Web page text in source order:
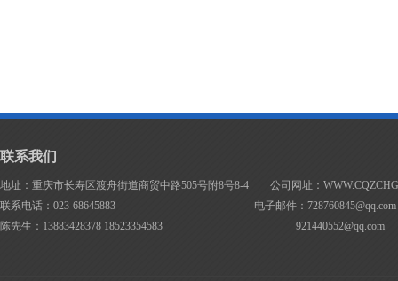
联系我们
地址：重庆市长寿区渡舟街道商贸中路505号附8号8-4 公司网址：
联系电话：023-68645883 电子邮件：728760845@qq.com
陈先生：13883428378 18523354583 921440552@qq.com